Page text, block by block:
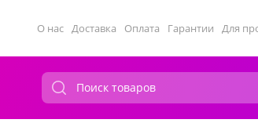
О нас Доставка Оплата Гарантии Для